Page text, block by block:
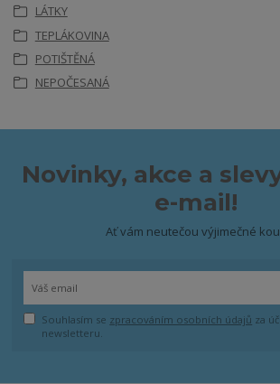
LÁTKY
TEPLÁKOVINA
POTIŠTĚNÁ
NEPOČESANÁ
Novinky, akce a
e-mail!
Ať vám neutečou výjimečné
Souhlasím se zpracováním osobních údajů za
newsletteru.